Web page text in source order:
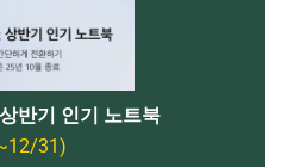
반기 인기 노트북
31)